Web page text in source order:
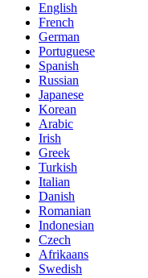
English
French
German
Portuguese
Spanish
Russian
Japanese
Korean
Arabic
Irish
Greek
Turkish
Italian
Danish
Romanian
Indonesian
Czech
Afrikaans
Swedish